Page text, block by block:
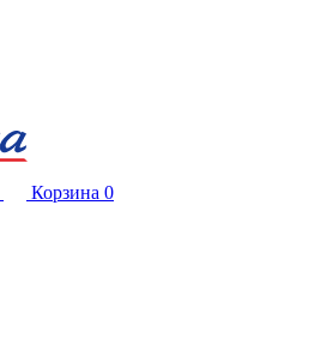
Корзина 0